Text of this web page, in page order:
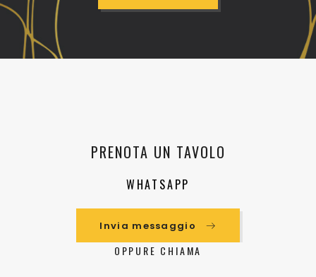
PRENOTA UN TAVOLO
WHATSAPP
Invia messaggio
OPPURE CHIAMA